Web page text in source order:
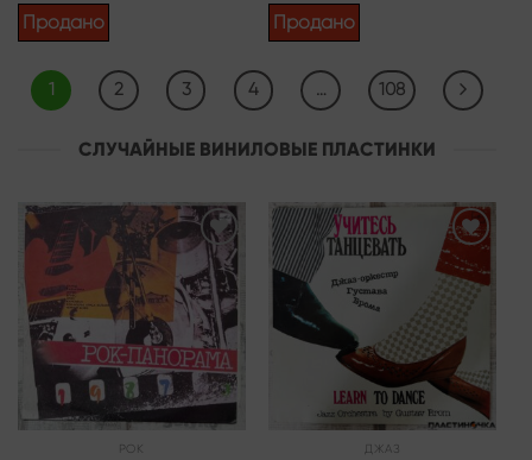
Продано Продано
1 2 3 4 … 108
СЛУЧАЙНЫЕ ВИНИЛОВЫЕ ПЛАСТИНКИ
Add to
wishlist
РОК
Add to
wishlist
ДЖАЗ